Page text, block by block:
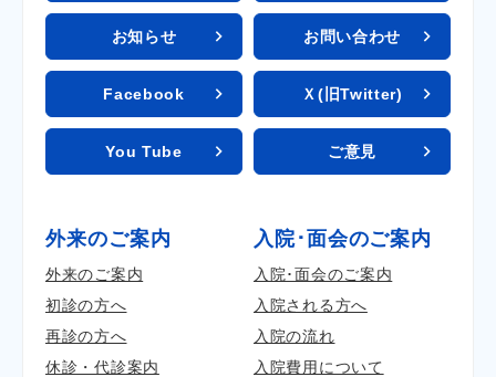
お知らせ お問い合わせ
Facebook Ｘ(旧Twitter)
You Tube ご意見
外来のご案内
外来のご案内
初診の方へ
再診の方へ
休診・代診案内
入院･面会のご案内
入院･面会のご案内
入院される方へ
入院の流れ
入院費用について